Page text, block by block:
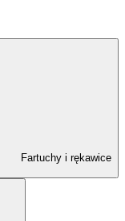
Fartuchy i rękawice